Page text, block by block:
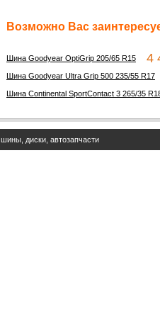
Возможно Вас
Шина Goodyear OptiGrip 205/65 R15 4
Шина Goodyear Ultra Grip 500 235/55 R17
Шина Continental SportContact 3 265/35
шины, диски, автозапчасти